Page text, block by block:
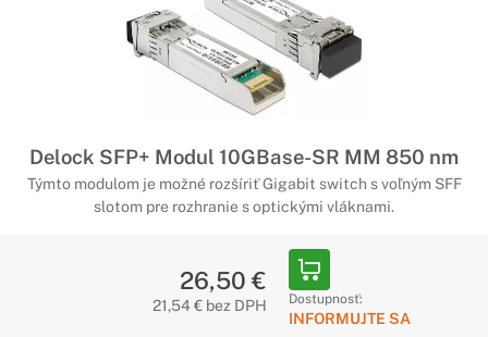
Delock SFP+ Modul 10GBase-SR MM 850 nm
Týmto modulom je možné rozšíriť Gigabit switch s voľným SFF
slotom pre rozhranie s optickými vláknami.
26,50 €
21,54 € bez DPH Dostupnosť:
INFORMUJTE SA